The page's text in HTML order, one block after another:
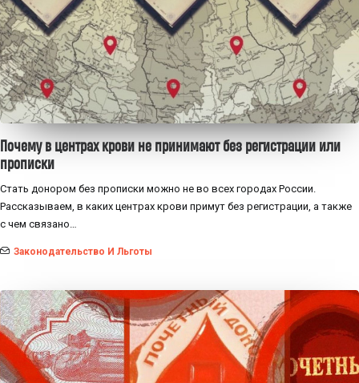
Почему в центрах крови не принимают без регистрации или
прописки
Стать донором без прописки можно не во всех городах России.
Рассказываем, в каких центрах крови примут без регистрации, а также
с чем связано…
Законодательство И Льготы